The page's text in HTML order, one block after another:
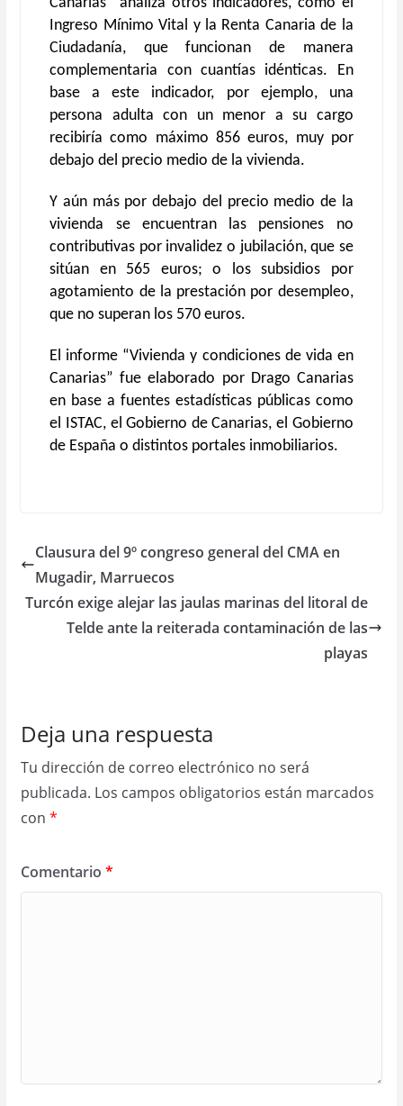
Ingreso Mínimo Vital y la Renta Canaria de la
Ciudadanía, que funcionan de manera
complementaria con cuantías idénticas. En
base a este indicador, por ejemplo, una
persona adulta con un menor a su cargo
recibiría como máximo 856 euros, muy por
debajo del precio medio de la vivienda.
Y aún más por debajo del precio medio de la
vivienda se encuentran las pensiones no
contributivas por invalidez o jubilación, que se
sitúan en 565 euros; o los subsidios por
agotamiento de la prestación por desempleo,
que no superan los 570 euros.
El informe “Vivienda y condiciones de vida en
Canarias” fue elaborado por Drago Canarias
en base a fuentes estadísticas públicas como
el ISTAC, el Gobierno de Canarias, el Gobierno
de España o distintos portales inmobiliarios.
Clausura del 9º congreso general del CMA en
Mugadir, Marruecos
Turcón exige alejar las jaulas marinas del litoral de
Telde ante la reiterada contaminación de las
playas
Deja una respuesta
Tu dirección de correo electrónico no será
publicada. Los campos obligatorios están marcados
con *
Comentario *